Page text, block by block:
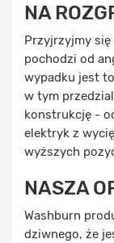
NA
Przyjrzyjmy się
pochodzi od
wypadku jest
w tym
konstrukcję -
elektryk z
wyższych
NASZA
Washburn
dziwnego, że